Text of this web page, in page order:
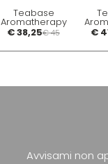
Teabase
Aromatherapy
Vitalizing
Complex 100ml
Lozione
€ 38,25€ 45 €
Avvisami non